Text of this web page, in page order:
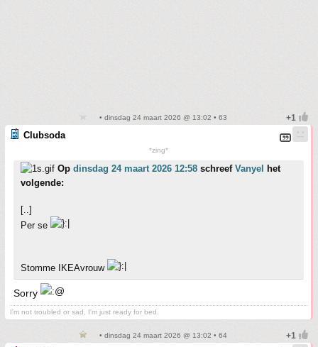
• dinsdag 24 maart 2026 @ 13:02 • 63
Clubsoda
*zing*
Op dinsdag 24 maart 2026 12:58 schreef Vanyel
het
volgende:
[..]
Per se
Stomme IKEAvrouw
Sorry
I'm not troubled or sad, I'm just ready for bed.
• dinsdag 24 maart 2026 @ 13:02 • 64